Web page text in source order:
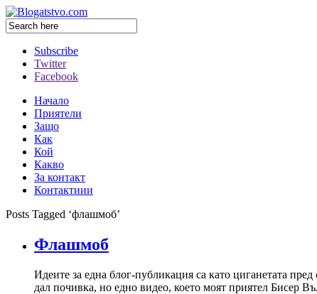
Subscribe
Twitter
Facebook
Начало
Приятели
Защо
Как
Кой
Какво
За контакт
Контактиии
Posts Tagged ‘флашмоб’
Флашмоб
Идеите за една блог-публикация са като циганетата
дал почивка, но едно видео, което моят приятел